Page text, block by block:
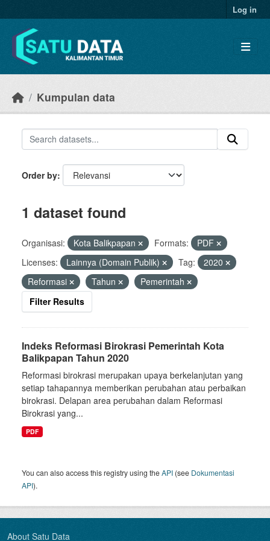
Log in
Kumpulan data
Order by
1 dataset found
Organisasi: Kota Balikpapan Formats:
PDF
Licenses:
Lainnya (Domain Publik) Tag:
2020
Reformasi
Tahun
Pemerintah
Filter Results
Indeks Reformasi Birokrasi Pemerintah Kota
Balikpapan Tahun 2020
Reformasi birokrasi merupakan upaya berkelanjutan yang
setiap tahapannya memberikan perubahan atau perbaikan
birokrasi. Delapan area perubahan dalam Reformasi
Birokrasi yang...
PDF
You can also access this registry using theAPI (see Dokumentasi
API).
About Satu Data